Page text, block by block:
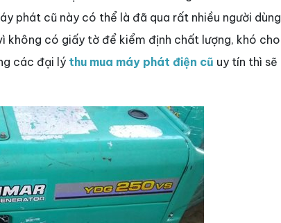
phát cũ này có thể là đã qua rất nhiều người dùng
không có giấy tờ để kiểm định chất lượng, khó cho
các đại lý thu mua máy phát điện cũ uy tín thì sẽ